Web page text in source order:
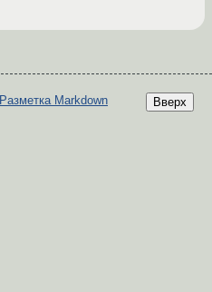
Вверх
Разметка Markdown